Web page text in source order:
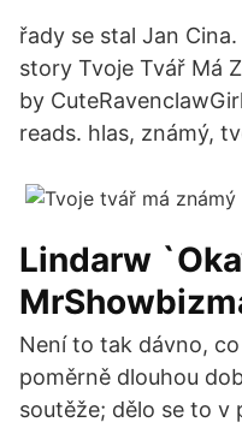
řady se stal Jan
story Tvoje Tvář Má
by
reads. hlas, známý,
Lindarw
Není to tak dávno,
poměrně dlouhou
soutěže; dělo se to v